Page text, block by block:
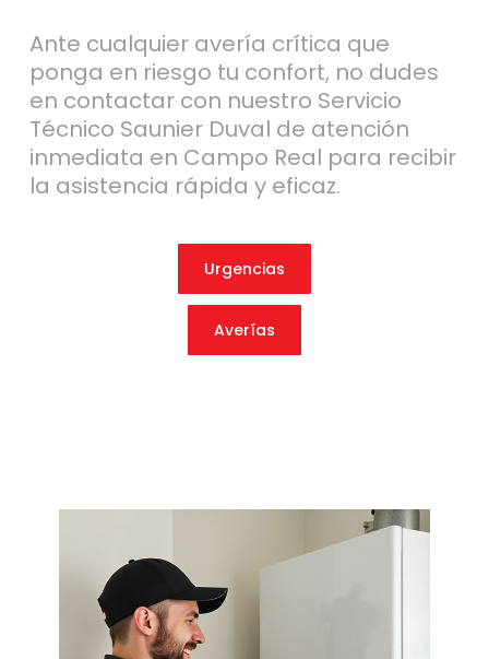
Ante cualquier avería crítica que
ponga en riesgo tu confort, no dudes
en contactar con nuestro Servicio
Técnico Saunier Duval de atención
inmediata en Campo Real para recibir
la asistencia rápida y eficaz.
Urgencias
Averías